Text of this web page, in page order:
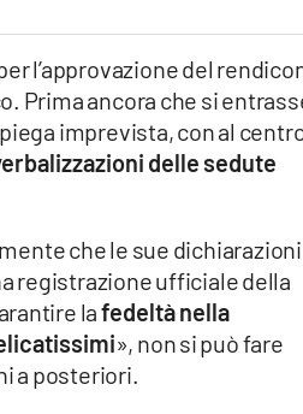
l’approvazione del
Prima ancora che si
imprevista, con al
delle sedute
che le sue dichiarazioni
registrazione ufficiale della
lafedeltà nella
», non si può fare
a posteriori.